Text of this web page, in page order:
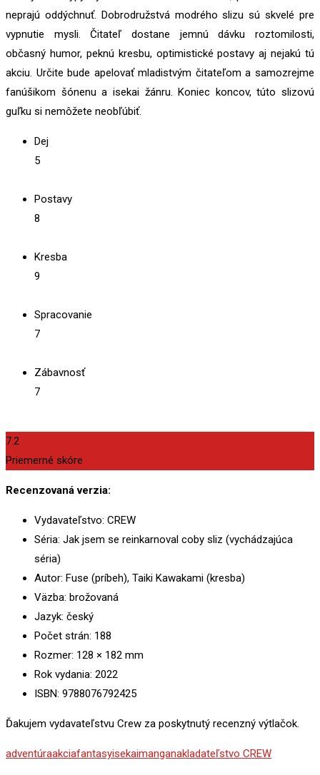
neprajú oddýchnuť. Dobrodružstvá modrého slizu sú skvelé pre
vypnutie mysli. Čitateľ dostane jemnú dávku roztomilosti,
občasný humor, peknú kresbu, optimistické postavy aj nejakú tú
akciu. Určite bude apelovať mladistvým čitateľom a samozrejme
fanúšikom šónenu a isekai žánru. Koniec koncov, túto slizovú
guľku si nemôžete neobľúbiť.
Dej
5
Postavy
8
Kresba
9
Spracovanie
7
Zábavnosť
7
7.2
Priemerné skóre
Recenzovaná verzia:
Vydavateľstvo: CREW
Séria: Jak jsem se reinkarnoval coby sliz (vychádzajúca
séria)
Autor: Fuse (príbeh), Taiki Kawakami (kresba)
Väzba: brožovaná
Jazyk: český
Počet strán: 188
Rozmer: 128 × 182 mm
Rok vydania: 2022
ISBN: 9788076792425
Ďakujem vydavateľstvu Crew za poskytnutý recenzný výtlačok.
adventúraakciafantasyisekaimanganakladateľstvo CREW